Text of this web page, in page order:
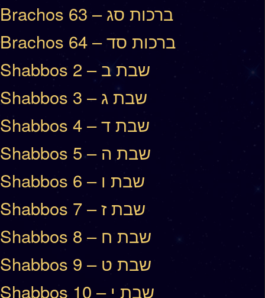
Brachos 63 – ברכות סג
Brachos 64 – ברכות סד
Shabbos 2 – שבת ב
Shabbos 3 – שבת ג
Shabbos 4 – שבת ד
Shabbos 5 – שבת ה
Shabbos 6 – שבת ו
Shabbos 7 – שבת ז
Shabbos 8 – שבת ח
Shabbos 9 – שבת ט
Shabbos 10 – שבת י